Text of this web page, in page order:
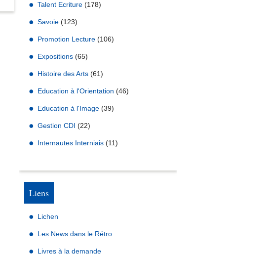
Talent Ecriture (178)
Savoie (123)
Promotion Lecture (106)
Expositions (65)
Histoire des Arts (61)
Education à l'Orientation (46)
Education à l'Image (39)
Gestion CDI (22)
Internautes Interniais (11)
Liens
Lichen
Les News dans le Rétro
Livres à la demande